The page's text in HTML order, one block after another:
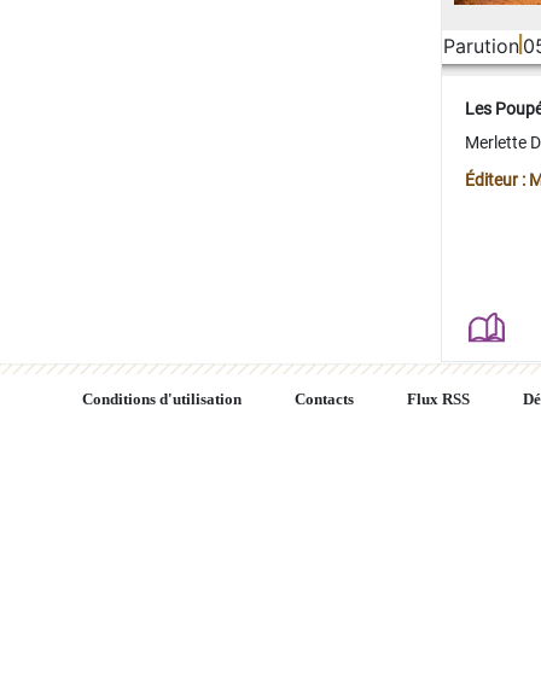
Parution
Les
Merlette
Éditeur :
Conditions d'utilisation Contacts Flux RSS